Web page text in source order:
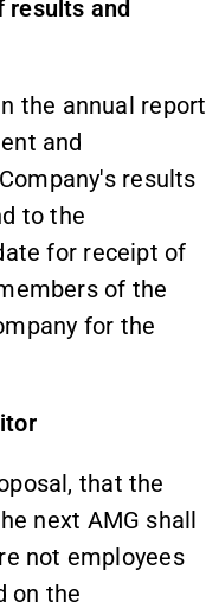
results and
the annual report
and
results
to the
for receipt of
of the
for the
that the
next AMG shall
not employees
on the